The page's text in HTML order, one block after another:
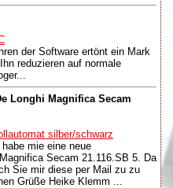
der Software ertönt ein Mark
reduzieren auf normale
Longhi Magnifica Secam
silber/schwarz
mie eine neue
Secam 21.116.SB 5. Da
Sie mir diese per Mail zu zu
Grüße Heike Klemm ...